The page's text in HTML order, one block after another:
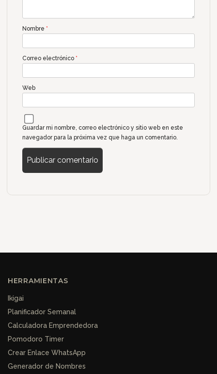
Nombre *
Correo electrónico *
Web
Guardar mi nombre, correo electrónico y sitio web en este
navegador para la próxima vez que haga un comentario.
HERRAMIENTAS
Ikigai
Planificador Semanal
Calculadora Emprendedora
Pomodoro Timer
Crear Enlace WhatsApp
Generador de Nombres